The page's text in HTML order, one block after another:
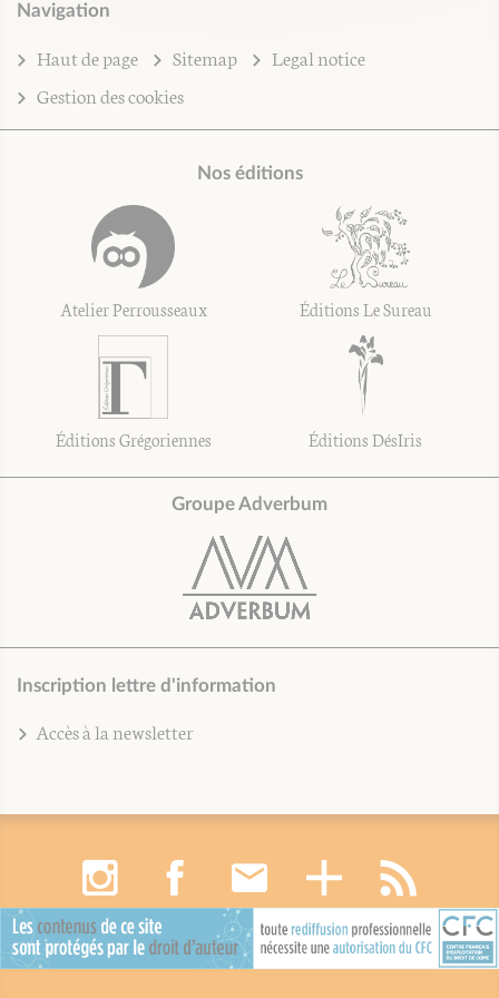
Navigation
Haut de page Sitemap
Legal notice
Gestion des cookies
Nos éditions
Atelier Perrousseaux Éditions Le Sureau
Éditions Grégoriennes Éditions DésIris
Groupe Adverbum
Inscription lettre d'information
Accès à la newsletter